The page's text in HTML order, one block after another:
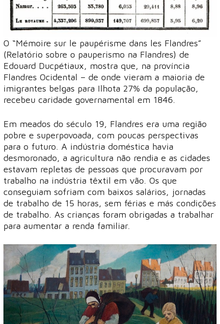
O “Mémoire sur le paupérisme dans les Flandres”
(Relatório sobre o pauperismo na Flandres) de
Edouard Ducpétiaux, mostra que, na província
Flandres Ocidental – de onde vieram a maioria de
imigrantes belgas para Ilhota 27% da população,
recebeu caridade governamental em 1846.
Em meados do século 19, Flandres era uma região
pobre e superpovoada, com poucas perspectivas
para o futuro. A indústria doméstica havia
desmoronado, a agricultura não rendia e as cidades
estavam repletas de pessoas que procuravam por
trabalho na indústria têxtil em vão. Os que
conseguiam sofriam com baixos salários, jornadas
de trabalho de 15 horas, sem férias e más condições
de trabalho. As crianças foram obrigadas a trabalhar
para aumentar a renda familiar.